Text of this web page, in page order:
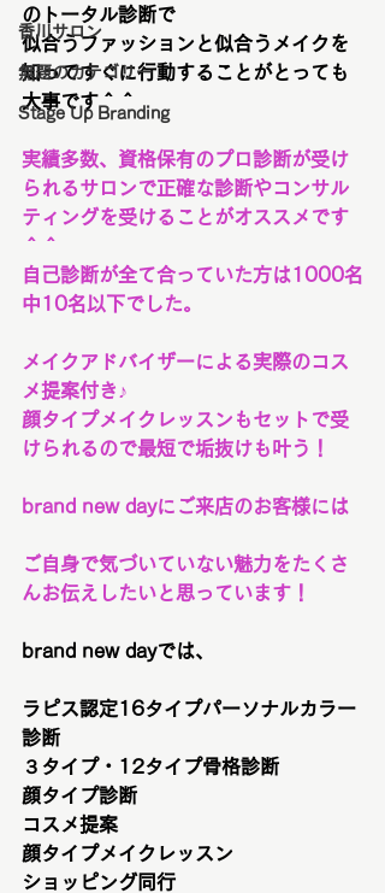
香川サロン
無題のカテゴリー
Stage Up Branding
のトータル診断で
似合うファッションと似合うメイクを
知ってすぐに行動することがとっても
大事です＾＾
実績多数、資格保有のプロ診断が受け
られるサロンで正確な診断やコンサル
ティングを受けることがオススメです
＾＾
自己診断が全て合っていた方は1000名
中10名以下でした。
メイクアドバイザーによる実際のコス
メ提案付き♪
顔タイプメイクレッスンもセットで受
けられるので最短で垢抜けも叶う！
brand new dayにご来店のお客様には
ご自身で気づいていない魅力をたくさ
んお伝えしたいと思っています！
brand new dayでは、
ラピス認定16タイプパーソナルカラー
診断
３タイプ・12タイプ骨格診断
顔タイプ診断
コスメ提案
顔タイプメイクレッスン
ショッピング同行